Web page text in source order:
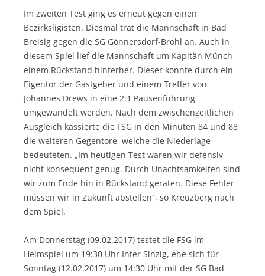
Im zweiten Test ging es erneut gegen einen
Bezirksligisten. Diesmal trat die Mannschaft in Bad
Breisig gegen die SG Gönnersdorf-Brohl an. Auch in
diesem Spiel lief die Mannschaft um Kapitän Münch
einem Rückstand hinterher. Dieser konnte durch ein
Eigentor der Gastgeber und einem Treffer von
Johannes Drews in eine 2:1 Pausenführung
umgewandelt werden. Nach dem zwischenzeitlichen
Ausgleich kassierte die FSG in den Minuten 84 und 88
die weiteren Gegentore, welche die Niederlage
bedeuteten. „Im heutigen Test waren wir defensiv
nicht konsequent genug. Durch Unachtsamkeiten sind
wir zum Ende hin in Rückstand geraten. Diese Fehler
müssen wir in Zukunft abstellen“, so Kreuzberg nach
dem Spiel.
Am Donnerstag (09.02.2017) testet die FSG im
Heimspiel um 19:30 Uhr Inter Sinzig, ehe sich für
Sonntag (12.02.2017) um 14:30 Uhr mit der SG Bad